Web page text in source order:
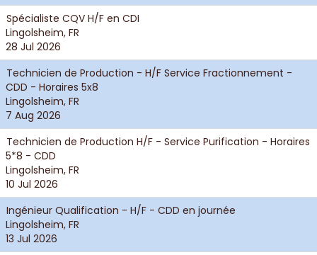
Spécialiste CQV H/F en CDI
Lingolsheim, FR
28 Jul 2026
Technicien de Production - H/F Service Fractionnement -
CDD - Horaires 5x8
Lingolsheim, FR
7 Aug 2026
Technicien de Production H/F - Service Purification - Horaires
5*8 - CDD
Lingolsheim, FR
10 Jul 2026
Ingénieur Qualification - H/F - CDD en journée
Lingolsheim, FR
13 Jul 2026